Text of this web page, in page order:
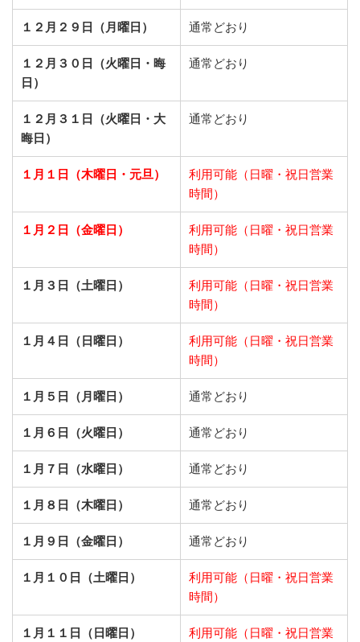
１２月２９日（月曜日） 通常どおり
１２月３０日（火曜日・晦
日）
通常どおり
１２月３１日（火曜日・大
晦日）
通常どおり
１月１日（木曜日・元旦）
利用可能（日曜・祝日営業
時間）
１月２日（金曜日）
利用可能（日曜・祝日営業
時間）
１月３日（土曜日）
利用可能（日曜・祝日営業
時間）
１月４日（日曜日）
利用可能（日曜・祝日営業
時間）
１月５日（月曜日） 通常どおり
１月６日（火曜日） 通常どおり
１月７日（水曜日） 通常どおり
１月８日（木曜日） 通常どおり
１月９日（金曜日） 通常どおり
１月１０日（土曜日）
利用可能（日曜・祝日営業
時間）
１月１１日（日曜日）
利用可能（日曜・祝日営業